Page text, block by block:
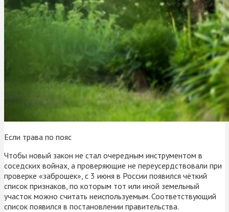
Если трава по пояс
Чтобы новый закон не стал очередным инструментом в
соседских войнах, а проверяющие не переусердствовали при
проверке «заброшек», с 3 июня в России появился чёткий
список признаков, по которым тот или иной земельный
участок можно считать неиспользуемым. Соответствующий
список появился в постановлении правительства.